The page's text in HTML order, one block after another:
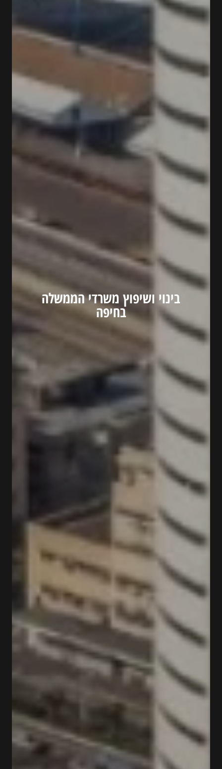
בינוי ושיפוץ משרדי הממשלה
בחיפה